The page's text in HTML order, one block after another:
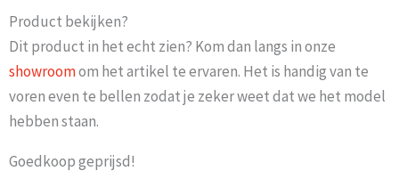
Product bekijken?
Dit product in het echt zien? Kom dan langs in onze
showroomom het artikel te ervaren. Het is handig van te
voren even te bellen zodat je zeker weet dat we het model
hebben staan.
Goedkoop geprijsd!